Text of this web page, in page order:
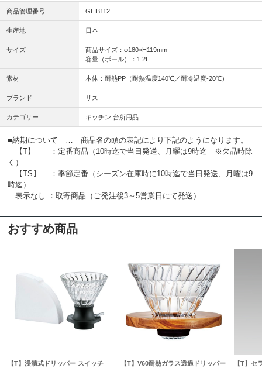
商品管理番号 GLIB112
生産地 日本
サイズ
商品サイズ：φ180×H119mm
容量（ボール）：1.2L
素材 本体：耐熱PP（耐熱温度140℃／耐冷温度-20℃）
ブランド リス
カテゴリー キッチン 台所用品
■納期について … 商品名の頭の表記により下記のようになります。
【T】 ：定番商品（10時迄で当日発送、月曜は9時迄 ※欠品時除
く）
【TS】 ：季節定番（シーズン在庫時に10時迄で当日発送、月曜は9
時迄）
表示なし ：取寄商品（ご発注後3～5営業日にて発送）
おすすめ商品
【T】浸漬式ドリッパー スイッチ
【T】V60耐熱ガラス透過ドリッパー
【T】セ